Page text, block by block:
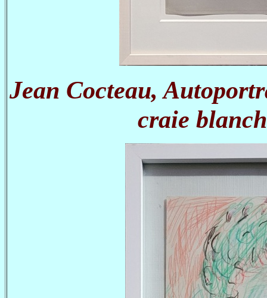
Jean Cocteau,
craie